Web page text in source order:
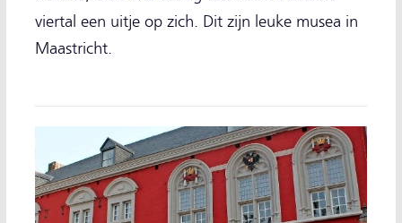
viertal een uitje op zich. Dit zijn leuke musea in
Maastricht.